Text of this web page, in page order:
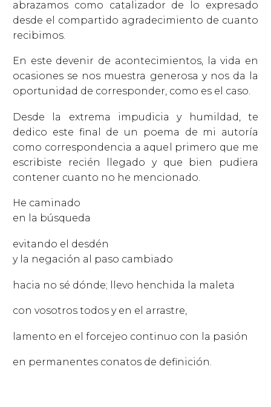
abrazamos como catalizador de lo expresado
desde el compartido agradecimiento de cuanto
recibimos.
En este devenir de acontecimientos, la vida en
ocasiones se nos muestra generosa y nos da la
oportunidad de corresponder, como es el caso.
Desde la extrema impudicia y humildad, te
dedico este final de un poema de mi autoría
como correspondencia a aquel primero que me
escribiste recién llegado y que bien pudiera
contener cuanto no he mencionado.
He caminado
en la búsqueda
evitando el desdén
y la negación al paso cambiado
hacia no sé dónde; llevo henchida la maleta
con vosotros todos y en el arrastre,
lamento en el forcejeo continuo con la pasión
en permanentes conatos de definición.